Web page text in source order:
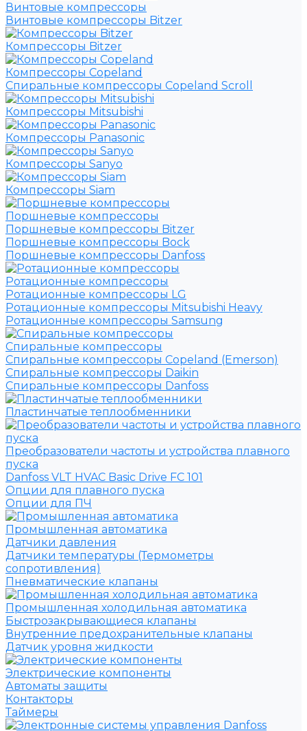
Винтовые компрессоры
Винтовые компрессоры Bitzer
Компрессоры Bitzer
Компрессоры Copeland
Спиральные компрессоры Copeland Scroll
Компрессоры Mitsubishi
Компрессоры Panasonic
Компрессоры Sanyo
Компрессоры Siam
Поршневые компрессоры
Поршневые компрессоры Bitzer
Поршневые компрессоры Bock
Поршневые компрессоры Danfoss
Ротационные компрессоры
Ротационные компрессоры LG
Ротационные компрессоры Mitsubishi Heavy
Ротационные компрессоры Samsung
Спиральные компрессоры
Спиральные компрессоры Copeland (Emerson)
Спиральные компрессоры Daikin
Спиральные компрессоры Danfoss
Пластинчатые теплообменники
Преобразователи частоты и устройства плавного
пуска
Danfoss VLT HVAC Basic Drive FC 101
Опции для плавного пуска
Опции для ПЧ
Промышленная автоматика
Датчики давления
Датчики температуры (Термометры
сопротивления)
Пневматические клапаны
Промышленная холодильная автоматика
Быстрозакрывающиеся клапаны
Внутренние предохранительные клапаны
Датчик уровня жидкости
Электрические компоненты
Автоматы защиты
Контакторы
Таймеры